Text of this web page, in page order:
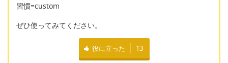
習慣=custom
ぜひ使ってみてください。
役に立った 13